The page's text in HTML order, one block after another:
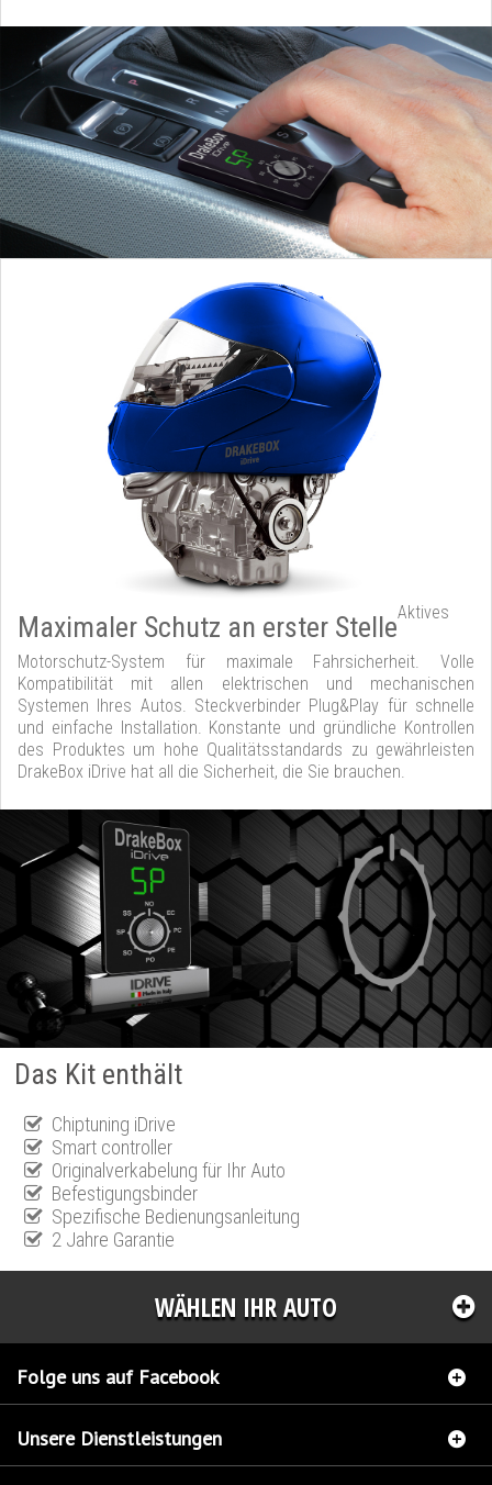
Maximaler Schutz an erster StelleAktives
Motorschutz-System für maximale Fahrsicherheit. Volle
Kompatibilität mit allen elektrischen und mechanischen
Systemen Ihres Autos. Steckverbinder Plug&Play für schnelle
und einfache Installation. Konstante und gründliche Kontrollen
des Produktes um hohe Qualitätsstandards zu gewährleisten
DrakeBox iDrive hat all die Sicherheit, die Sie brauchen.
Das Kit enthält
Chiptuning iDrive
Smart controller
Originalverkabelung für Ihr Auto
Befestigungsbinder
Spezifische Bedienungsanleitung
2 Jahre Garantie
WÄHLEN IHR AUTO
Folge uns auf Facebook
Unsere Dienstleistungen